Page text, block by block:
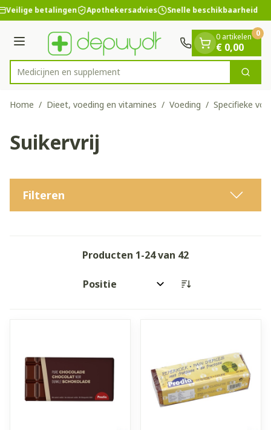
Ga naar de inhoud
1 van 1
Veilige betalingen Apothekersadvies Snelle beschikbaarheid
Menu
Product, merk, categorie...
Medic Zoek
0 artikelen
€ 0,00
0
Home / Dieet, voeding en vitamines / Voeding / Specifieke
Suikervrij
Filteren
Producten 1-24van 42
Sorteer op: